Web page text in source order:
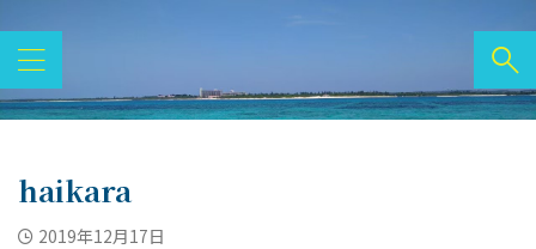
haikara
2019年12月17日